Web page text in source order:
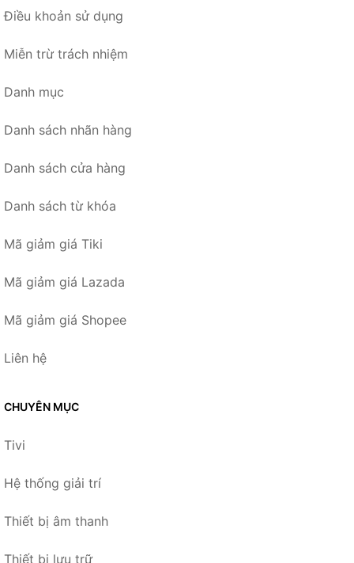
Điều khoản sử dụng
Miễn trừ trách nhiệm
Danh mục
Danh sách nhãn hàng
Danh sách cửa hàng
Danh sách từ khóa
Mã giảm giá Tiki
Mã giảm giá Lazada
Mã giảm giá Shopee
Liên hệ
CHUYÊN MỤC
Tivi
Hệ thống giải trí
Thiết bị âm thanh
Thiết bị lưu trữ